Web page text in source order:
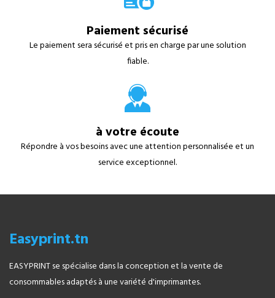
Paiement sécurisé
Le paiement sera sécurisé et pris en charge par une solution
fiable.
à votre écoute
Répondre à vos besoins avec une attention personnalisée et un
service exceptionnel.
Easyprint.tn
EASYPRINT se spécialise dans la conception et la vente de
consommables adaptés à une variété d'imprimantes.